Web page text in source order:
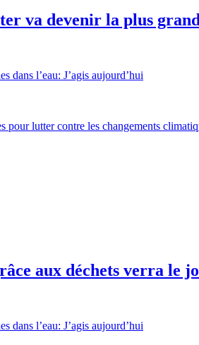
va devenir la plus
dans l’eau: J’agis aujourd’hui
pour lutter contre les changements
aux déchets verra le
dans l’eau: J’agis aujourd’hui